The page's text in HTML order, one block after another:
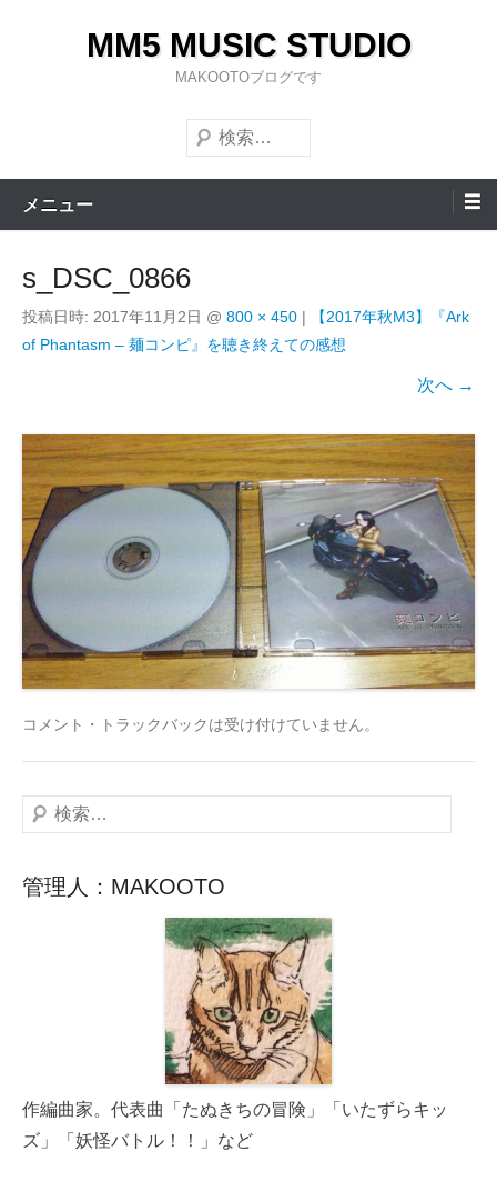
キ
MM5 MUSIC STUDIO
MAKOOTOブログです
検
索
メニュー
s_DSC_0866
投稿日時: 2017年11月2日 @ 800 × 450 |
【2017年秋M3】『Ark
of Phantasm – 麺コンピ』を聴き終えての感想
次へ →
コメント・トラックバックは受け付けていません。
検
管理人：MAKOOTO
作編曲家。代表曲「たぬきちの冒険」「いたずらキッ
ズ」「妖怪バトル！！」など